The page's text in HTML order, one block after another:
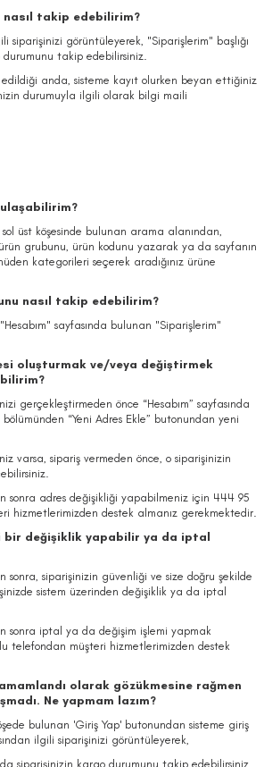
takip edebilirim?
siparişinizi görüntüleyerek, "Siparişlerim" başlığı
takip edebilirsiniz.
anda, sisteme kayıt olurken beyan ettiğiniz
durumuyla ilgili olarak bilgi maili
ulaşabilirim?
sol üst köşesinde bulunan arama alanından,
ürün grubunu, ürün kodunu yazarak ya da sayfanın
kategorileri seçerek aradığınız ürüne
nasıl takip edebilirim?
sayfasında bulunan "Siparişlerim''
oluşturmak ve/veya değiştirmek
gerçekleştirmeden önce “Hesabım” sayfasında
“Yeni Adres Ekle” butonundan yeni
varsa, sipariş vermeden önce, o siparişinizin
sonra adres değişikliği yapabilmeniz için 444 95
hizmetlerimizden destek almanız gerekmektedir.
bir değişiklik yapabilir ya da iptal
sonra, siparişinizin güvenliği ve size doğru şekilde
sistem üzerinden değişiklik ya da iptal
sonra iptal ya da değişim işlemi yapmak
telefondan müşteri hizmetlerimizden destek
olarak gözükmesine rağmen
Ne yapmam lazım?
bulunan 'Giriş Yap' butonundan sisteme giriş
ilgili siparişinizi görüntüleyerek,
siparişinizin kargo durumunu takip edebilirsiniz.